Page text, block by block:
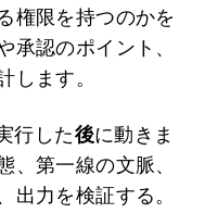
権限を持つのかを
承認のポイント、
します。
行した後に動きま
、第一線の文脈、
出力を検証する。